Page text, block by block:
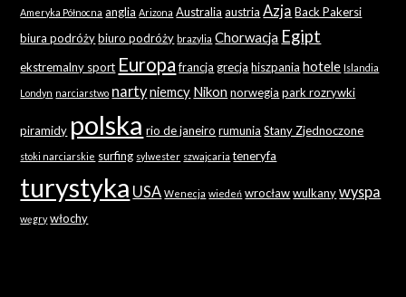
Ameryka Północna anglia Arizona Australia austria Azja Back Pakersi
biura podróży biuro podróży brazylia Chorwacja Egipt
ekstremalny sport Europa francja grecja hiszpania hotele Islandia
Londyn narciarstwo nartyniemcy Nikon norwegia park rozrywki
piramidy polska rio de janeiro rumunia Stany Zjednoczone
stoki narciarskie surfing sylwester szwajcaria teneryfa
turystyka USA Wenecja wiedeń wrocław wulkany wyspa
węgry włochy